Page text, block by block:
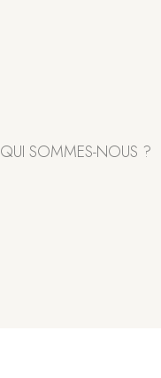
QUI SOMMES-NOUS ?